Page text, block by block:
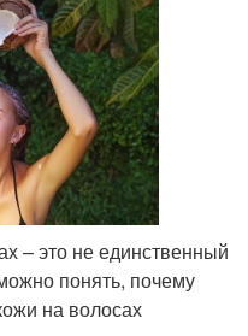
– это не единственный
понять, почему
на волосах